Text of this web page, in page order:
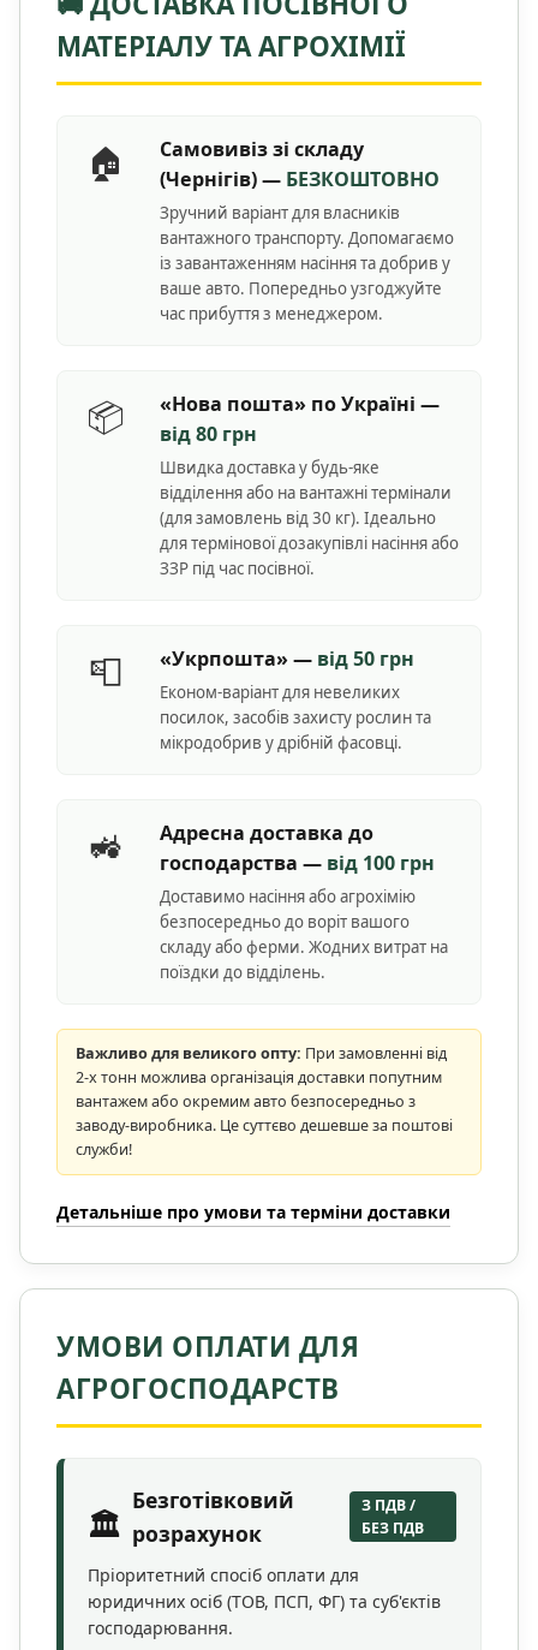
МАТЕРІАЛУ ТА АГРОХІМІЇ
🏠
Самовивіз зі складу
(Чернігів) — БЕЗКОШТОВНО
Зручний варіант для власників
вантажного транспорту. Допомагаємо
із завантаженням насіння та добрив у
ваше авто. Попередньо узгоджуйте
час прибуття з менеджером.
📦
«Нова пошта» по Україні —
від 80 грн
Швидка доставка у будь-яке
відділення або на вантажні термінали
(для замовлень від 30 кг). Ідеально
для термінової дозакупівлі насіння або
ЗЗР під час посівної.
📮 «Укрпошта» — від 50 грн
Економ-варіант для невеликих
посилок, засобів захисту рослин та
мікродобрив у дрібній фасовці.
🚜
Адресна доставка до
господарства — від 100 грн
Доставимо насіння або агрохімію
безпосередньо до воріт вашого
складу або ферми. Жодних витрат на
поїздки до відділень.
Важливо для великого опту: При замовленні від
2-х тонн можлива організація доставки попутним
вантажем або окремим авто безпосередньо з
заводу-виробника. Це суттєво дешевше за поштові
служби!
Детальніше про умови та терміни доставки
УМОВИ ОПЛАТИ ДЛЯ
АГРОГОСПОДАРСТВ
🏛️
Безготівковий
розрахунок
З ПДВ /
БЕЗ ПДВ
Пріоритетний спосіб оплати для
юридичних осіб (ТОВ, ПСП, ФГ) та суб'єктів
господарювання.